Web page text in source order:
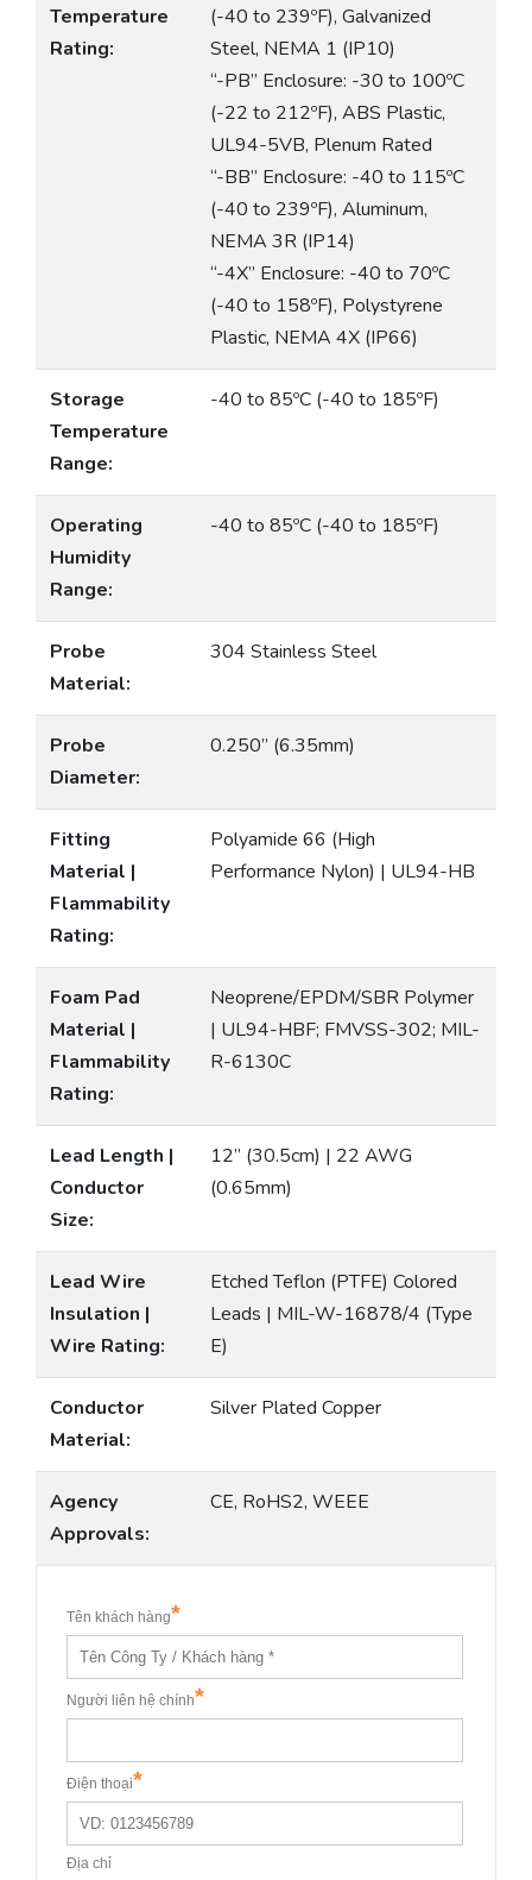
Temperature
Rating:
(-40 to 239ºF), Galvanized
Steel, NEMA 1 (IP10)
“-PB” Enclosure: -30 to 100ºC
(-22 to 212ºF), ABS Plastic,
UL94-5VB, Plenum Rated
“-BB” Enclosure: -40 to 115ºC
(-40 to 239ºF), Aluminum,
NEMA 3R (IP14)
“-4X” Enclosure: -40 to 70ºC
(-40 to 158ºF), Polystyrene
Plastic, NEMA 4X (IP66)
Storage
Temperature
Range:
-40 to 85ºC (-40 to 185ºF)
Operating
Humidity
Range:
-40 to 85ºC (-40 to 185ºF)
Probe
Material:
304 Stainless Steel
Probe
Diameter:
0.250” (6.35mm)
Fitting
Material |
Flammability
Rating:
Polyamide 66 (High
Performance Nylon) | UL94-HB
Foam Pad
Material |
Flammability
Rating:
Neoprene/EPDM/SBR Polymer
| UL94-HBF; FMVSS-302; MIL-
R-6130C
Lead Length |
Conductor
Size:
12” (30.5cm) | 22 AWG
(0.65mm)
Lead Wire
Insulation |
Wire Rating:
Etched Teflon (PTFE) Colored
Leads | MIL-W-16878/4 (Type
E)
Conductor
Material:
Silver Plated Copper
Agency
Approvals:
CE, RoHS2, WEEE